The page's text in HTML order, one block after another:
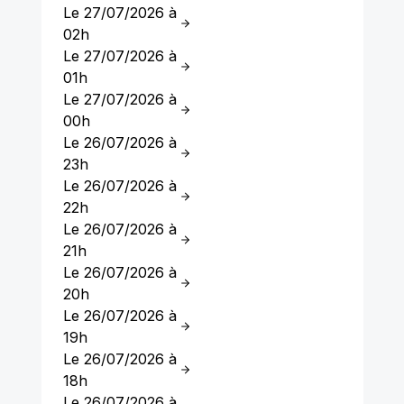
Le 27/07/2026 à
02h
Le 27/07/2026 à
01h
Le 27/07/2026 à
00h
Le 26/07/2026 à
23h
Le 26/07/2026 à
22h
Le 26/07/2026 à
21h
Le 26/07/2026 à
20h
Le 26/07/2026 à
19h
Le 26/07/2026 à
18h